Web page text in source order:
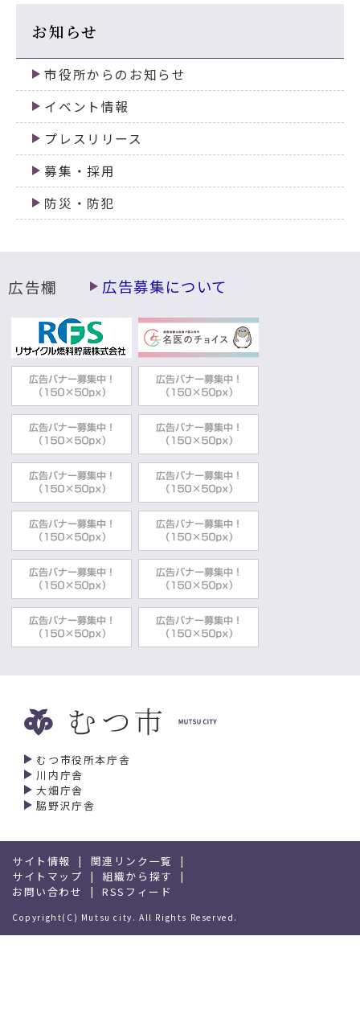
お知らせ
市役所からのお知らせ
イベント情報
プレスリリース
募集・採用
防災・防犯
広告欄 広告募集について
むつ市役所本庁舎
川内庁舎
大畑庁舎
脇野沢庁舎
サイト情報
関連リンク一覧
サイトマップ
組織から探す
お問い合わせ
RSSフィード
Copyright(C) Mutsu city. All Rights Reserved.